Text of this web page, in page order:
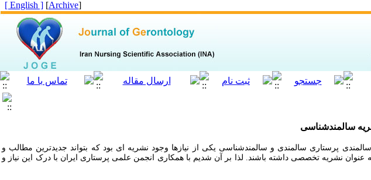
[
Archive
]
[ English ]
سالمندشناسی
پرستاری سالمندی و سالمندشناسی یکی از نیازها وجود نشریه ای بود که بتواند جدیدترین مطالب و
عنوان نشریه تخصصی داشته باشند. لذا بر آن شدیم با همکاری انجمن علمی پرستاری ایران با درک این نیاز و